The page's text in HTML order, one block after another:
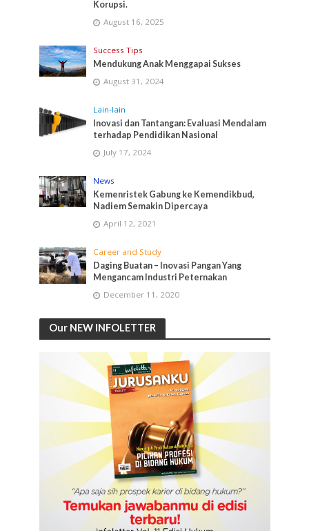
Korupsi.
August 16, 2025
Success Tips
Mendukung Anak Menggapai Sukses
August 31, 2024
Lain-lain
Inovasi dan Tantangan: Evaluasi Mendalam
terhadap Pendidikan Nasional
July 17, 2024
News
Kemenristek Gabung ke Kemendikbud,
Nadiem Semakin Dipercaya
April 12, 2021
Career and Study
Daging Buatan – Inovasi Pangan Yang
Mengancam Industri Peternakan
December 11, 2020
Our NEW INFOLETTER